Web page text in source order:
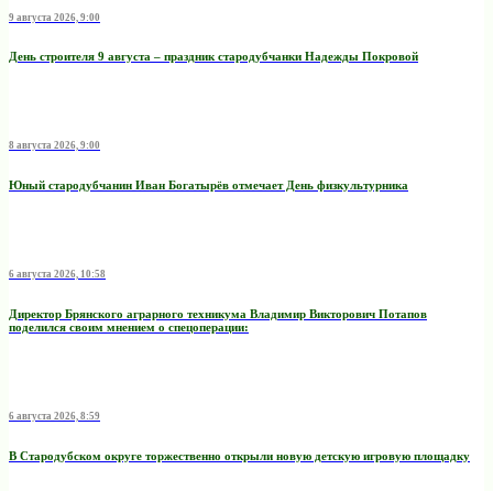
9 августа 2026, 9:00
День строителя 9 августа – праздник стародубчанки Надежды Покровой
8 августа 2026, 9:00
Юный стародубчанин Иван Богатырёв отмечает День физкультурника
6 августа 2026, 10:58
Директор Брянского аграрного техникума Владимир Викторович Потапов
поделился своим мнением о спецоперации:
6 августа 2026, 8:59
В Стародубском округе торжественно открыли новую детскую игровую площадку